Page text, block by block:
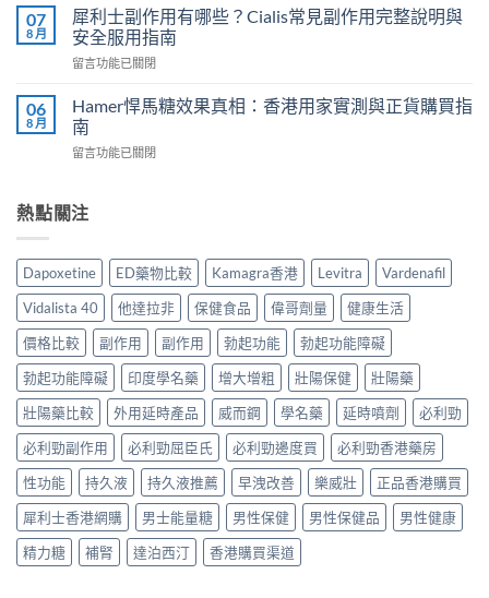
家
真
服
心
得
與
買
建
中
度
買？
2026
年
用
延
噴
購
與
正
貨
渠
道〉
中
士
保
健
品
介
2026
｜
香
款
男
士
保
健
品
真
實
比
較
與
選
購
指
南〉
中
07
8 月
犀利士副作用有哪些？Cialis常見副作用完整說明與
安全服用指南
在
利
士
副
作
哪
常
見
副
作
用
完
整
說
明
與
安
全
用
指
南〉
中
留言功能已關閉
06
8 月
Hamer悍馬糖效果真相：香港用家實測與正貨購買指
南
在
馬
糖
果
真
相：
香
港
用
家
實
測
與
正
貨
買
指
南〉
留言功能已關閉
熱點關注
Dapoxetine ED藥物比較 Kamagra香港 Levitra
Vardenafil
Vidalista 40
他達拉非 保健食品 偉哥劑量
健康生活
價格比較
副作用 副作用 勃起功能
勃起功能障礙
勃起功能障礙
印度學名藥 增大增粗 壯陽保健
壯陽藥
壯陽藥比較
外用延時產品 威而鋼 學名藥 延時噴劑
必利勁
必利勁副作用
必利勁屈臣氏 必利勁邊度買
必利勁香港藥房
性功能
持久液 持久液推薦 早洩改善 樂威壯
正品香港購買
犀利士香港網購
男士能量糖 男性保健 男性保健品
男性健康
精力糖
補腎 達泊西汀 香港購買渠道